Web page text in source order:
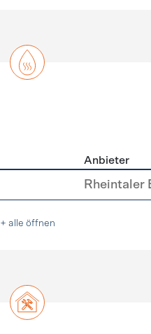
Anbieter
Rheintaler
+ alle öffnen